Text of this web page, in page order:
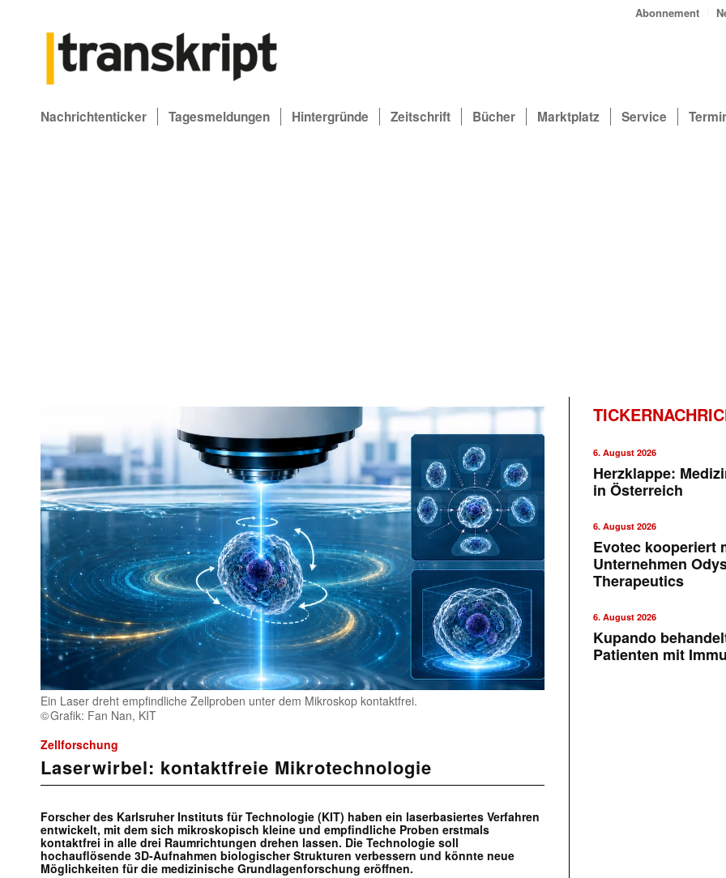
Abonnement
Nachrichtenticker Tagesmeldungen Hintergründe Zeitschrift Bücher Marktplatz Service
Ein Laser dreht empfindliche Zellproben unter dem Mikroskop kontaktfrei.
Grafik: Fan Nan, KIT
Zellforschung
Laserwirbel: kontaktfreie Mikrotechnologie
Forscher des Karlsruher Instituts für Technologie (KIT) haben ein laserbasiertes Verfahren
entwickelt, mit dem sich mikroskopisch kleine und empfindliche Proben erstmals
kontaktfrei in alle drei Raumrichtungen drehen lassen. Die Technologie soll
hochauflösende 3D-Aufnahmen biologischer Strukturen verbessern und könnte neue
Möglichkeiten für die medizinische Grundlagenforschung eröffnen.
6. August 2026
Herzklappe:
in Österreich
6. August 2026
Evotec kooperiert
Unternehmen
Therapeutics
6. August 2026
Kupando
Patienten mit